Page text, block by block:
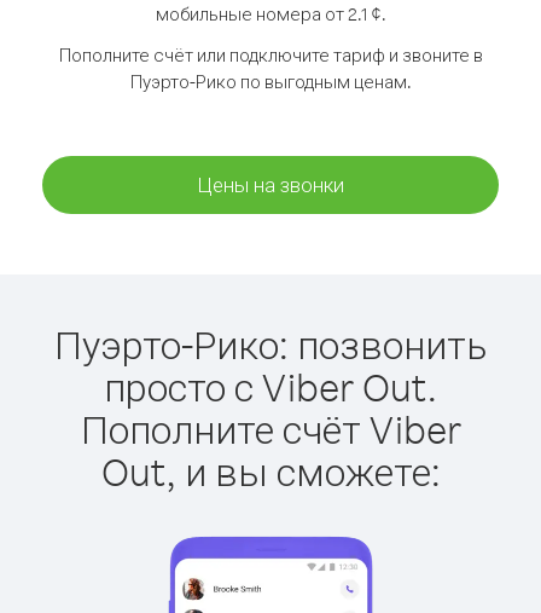
мобильные номера от 2.1 ¢.
Пополните счёт или подключите тариф и звоните в
Пуэрто-Рико по выгодным ценам.
Цены на звонки
Пуэрто-Рико: позвонить
просто с Viber Out.
Пополните счёт Viber
Out, и вы сможете: